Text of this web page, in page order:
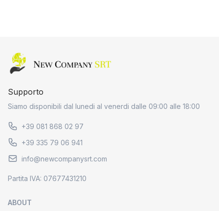
Home page
ABOUT
Supporto
Siamo disponibili dal lunedi al venerdi dalle 09:00 alle 18:00
+39 081 868 02 97
+39 335 79 06 941
info@newcompanysrt.com
Partita IVA: 07677431210